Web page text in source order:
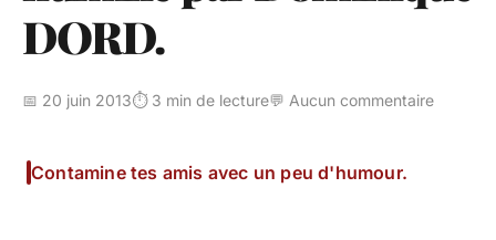
DORD.
📅 20 juin 2013⏱️ 3 min de lecture💬 Aucun commentaire
Contamine tes amis avec un peu d'humour.